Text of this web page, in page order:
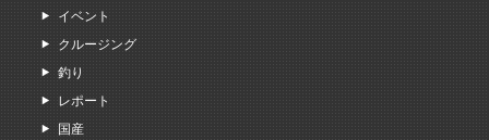
イベント
クルージング
釣り
レポート
国産